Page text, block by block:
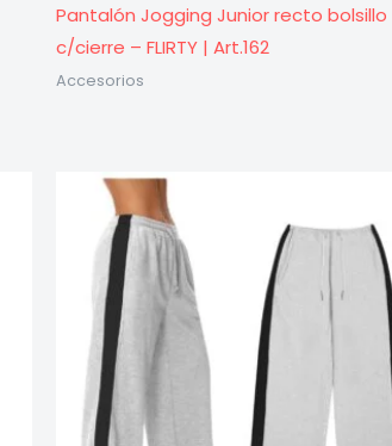
Pantalón Jogging Junior recto bolsillo
c/cierre – FLIRTY | Art.162
Accesorios